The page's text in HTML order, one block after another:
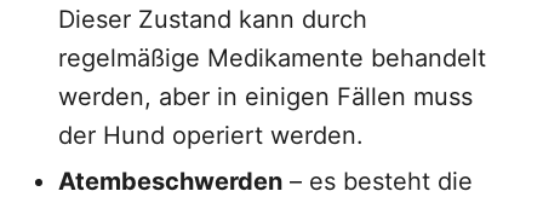
Dieser Zustand kann durch
regelmäßige Medikamente behandelt
werden, aber in einigen Fällen muss
der Hund operiert werden.
Atembeschwerden – es besteht die